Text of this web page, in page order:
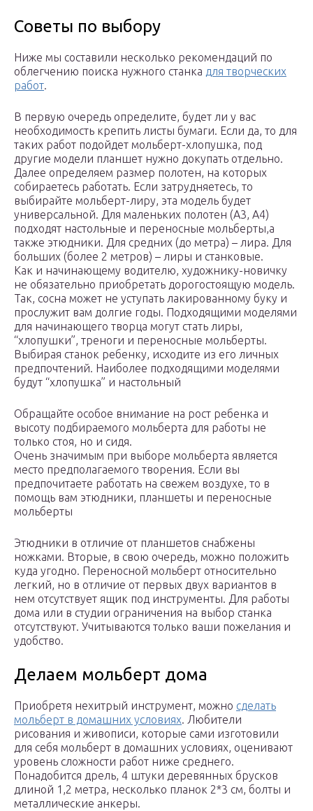
Советы по выбору
Ниже мы составили несколько рекомендаций по
облегчению поиска нужного станка для творческих
работ.
В первую очередь определите, будет ли у вас
необходимость крепить листы бумаги. Если да, то для
таких работ подойдет мольберт-хлопушка, под
другие модели планшет нужно докупать отдельно.
Далее определяем размер полотен, на которых
собираетесь работать. Если затрудняетесь, то
выбирайте мольберт-лиру, эта модель будет
универсальной. Для маленьких полотен (А3, А4)
подходят настольные и переносные мольберты,а
также этюдники. Для средних (до метра) – лира. Для
больших (более 2 метров) – лиры и станковые.
Как и начинающему водителю, художнику-новичку
не обязательно приобретать дорогостоящую модель.
Так, сосна может не уступать лакированному буку и
прослужит вам долгие годы. Подходящими моделями
для начинающего творца могут стать лиры,
“хлопушки”, треноги и переносные мольберты.
Выбирая станок ребенку, исходите из его личных
предпочтений. Наиболее подходящими моделями
будут “хлопушка” и настольный
Обращайте особое внимание на рост ребенка и
высоту подбираемого мольберта для работы не
только стоя, но и сидя.
Очень значимым при выборе мольберта является
место предполагаемого творения. Если вы
предпочитаете работать на свежем воздухе, то в
помощь вам этюдники, планшеты и переносные
мольберты
Этюдники в отличие от планшетов снабжены
ножками. Вторые, в свою очередь, можно положить
куда угодно. Переносной мольберт относительно
легкий, но в отличие от первых двух вариантов в
нем отсутствует ящик под инструменты. Для работы
дома или в студии ограничения на выбор станка
отсутствуют. Учитываются только ваши пожелания и
удобство.
Делаем мольберт дома
Приобретя нехитрый инструмент, можно сделать
мольберт в домашних условиях. Любители
рисования и живописи, которые сами изготовили
для себя мольберт в домашних условиях, оценивают
уровень сложности работ ниже среднего.
Понадобится дрель, 4 штуки деревянных брусков
длиной 1,2 метра, несколько планок 2*3 см, болты и
металлические анкеры.